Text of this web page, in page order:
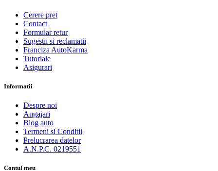
Cerere pret
Contact
Formular retur
Sugestii si reclamatii
Franciza AutoKarma
Tutoriale
Asigurari
Informatii
Despre noi
Angajari
Blog auto
Termeni si Conditii
Prelucrarea datelor
A.N.P.C. 0219551
Contul meu